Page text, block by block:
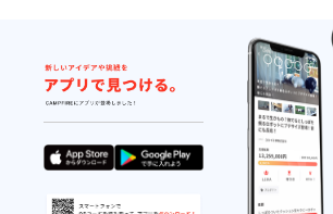
5. 会話や時間の
留学経験を活
かした話題や空
間づくりで、心
もリフレッシュ
できる時間に。